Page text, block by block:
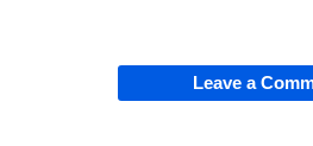
Leave a